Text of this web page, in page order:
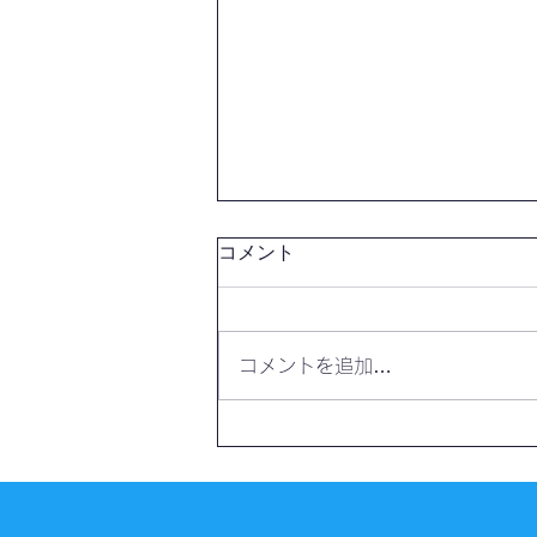
コメント
コメントを追加…